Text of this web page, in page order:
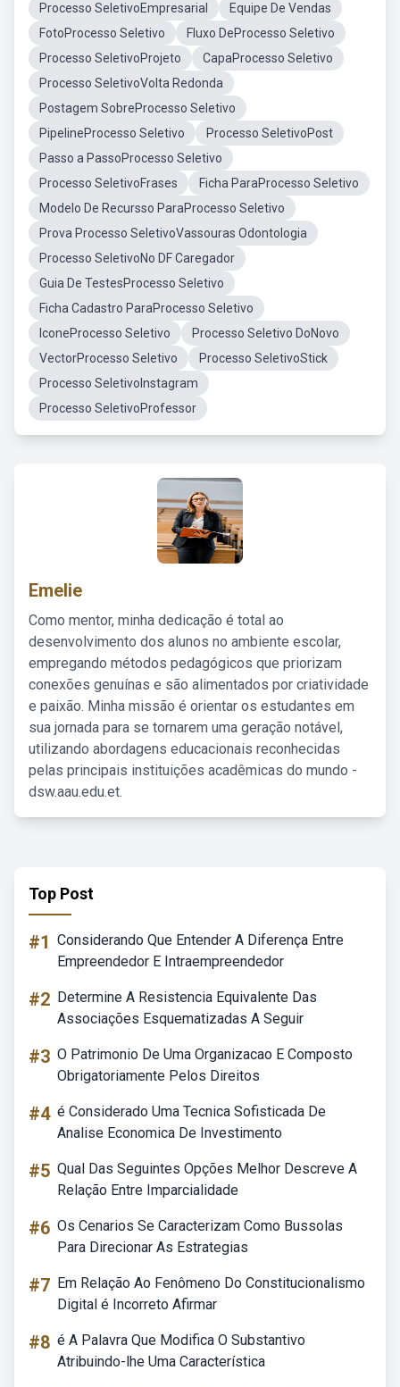
Processo SeletivoEmpresarial
Equipe De Vendas
FotoProcesso Seletivo
Fluxo DeProcesso Seletivo
Processo SeletivoProjeto
CapaProcesso Seletivo
Processo SeletivoVolta Redonda
Postagem SobreProcesso Seletivo
PipelineProcesso Seletivo
Processo SeletivoPost
Passo a PassoProcesso Seletivo
Processo SeletivoFrases
Ficha ParaProcesso Seletivo
Modelo De Recursso ParaProcesso Seletivo
Prova Processo SeletivoVassouras Odontologia
Processo SeletivoNo DF Caregador
Guia De TestesProcesso Seletivo
Ficha Cadastro ParaProcesso Seletivo
IconeProcesso Seletivo
Processo Seletivo DoNovo
VectorProcesso Seletivo
Processo SeletivoStick
Processo SeletivoInstagram
Processo SeletivoProfessor
Emelie
Como mentor, minha dedicação é total ao
desenvolvimento dos alunos no ambiente escolar,
empregando métodos pedagógicos que priorizam
conexões genuínas e são alimentados por criatividade
e paixão. Minha missão é orientar os estudantes em
sua jornada para se tornarem uma geração notável,
utilizando abordagens educacionais reconhecidas
pelas principais instituições acadêmicas do mundo -
dsw.aau.edu.et.
Top Post
#1 Considerando Que Entender A Diferença Entre
Empreendedor E Intraempreendedor
#2 Determine A Resistencia Equivalente Das
Associações Esquematizadas A Seguir
#3 O Patrimonio De Uma Organizacao E Composto
Obrigatoriamente Pelos Direitos
#4 é Considerado Uma Tecnica Sofisticada De
Analise Economica De Investimento
#5 Qual Das Seguintes Opções Melhor Descreve A
Relação Entre Imparcialidade
#6 Os Cenarios Se Caracterizam Como Bussolas
Para Direcionar As Estrategias
#7 Em Relação Ao Fenômeno Do Constitucionalismo
Digital é Incorreto Afirmar
#8 é A Palavra Que Modifica O Substantivo
Atribuindo-lhe Uma Característica